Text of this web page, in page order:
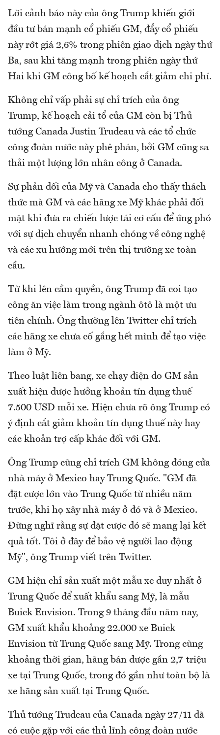
Lời cảnh báo này của ông Trump khiến giới
đầu tư bán mạnh cổ phiếu GM, đẩy cổ phiếu
này rớt giá 2,6% trong phiên giao dịch ngày thứ
Ba, sau khi tăng mạnh trong phiên ngày thứ
Hai khi GM công bố kế hoạch cắt giảm chi phí.
Không chỉ vấp phải sự chỉ trích của ông
Trump, kế hoạch cải tổ của GM còn bị Thủ
tướng Canada Justin Trudeau và các tổ chức
công đoàn nước này phê phán, bởi GM cũng sa
thải một lượng lớn nhân công ở Canada.
Sự phản đối của Mỹ và Canada cho thấy thách
thức mà GM và các hãng xe Mỹ khác phải đối
mặt khi đưa ra chiến lược tái cơ cấu để ứng phó
với sự dịch chuyển nhanh chóng về công nghệ
và các xu hướng mới trên thị trường xe toàn
cầu.
Từ khi lên cầm quyền, ông Trump đã coi tạo
công ăn việc làm trong ngành ôtô là một ưu
tiên chính. Ông thường lên Twitter chỉ trích
các hãng xe chưa cố gắng hết mình để tạo việc
làm ở Mỹ.
Theo luật liên bang, xe chạy điện do GM sản
xuất hiện được hưởng khoản tín dụng thuế
7.500 USD mỗi xe. Hiện chưa rõ ông Trump có
ý định cắt giảm khoản tín dụng thuế này hay
các khoản trợ cấp khác đối với GM.
Ông Trump cũng chỉ trích GM không đóng cửa
nhà máy ở Mexico hay Trung Quốc. "GM đã
đặt cược lớn vào Trung Quốc từ nhiều năm
trước, khi họ xây nhà máy ở đó và ở Mexico.
Đừng nghĩ rằng sự đặt cược đó sẽ mang lại kết
quả tốt. Tôi ở đây để bảo vệ người lao động
Mỹ", ông Trump viết trên Twitter.
GM hiện chỉ sản xuất một mẫu xe duy nhất ở
Trung Quốc để xuất khẩu sang Mỹ, là mẫu
Buick Envision. Trong 9 tháng đầu năm nay,
GM xuất khẩu khoảng 22.000 xe Buick
Envision từ Trung Quốc sang Mỹ. Trong cùng
khoảng thời gian, hãng bán được gần 2,7 triệu
xe tại Trung Quốc, trong đó gần như toàn bộ là
xe hãng sản xuất tại Trung Quốc.
Thủ tướng Trudeau của Canada ngày 27/11 đã
có cuộc gặp với các thủ lĩnh công đoàn nước